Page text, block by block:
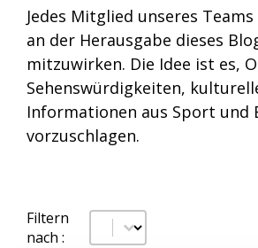
Jedes Mitglied unseres
an der Herausgabe dieses
mitzuwirken. Die Idee ist es,
Sehenswürdigkeiten,
Informationen aus Sport und
vorzuschlagen.
Filtern
nach :
Datum
#!trpst#trp-gettext